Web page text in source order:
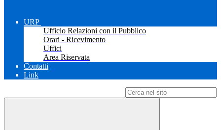
URP
Ufficio Relazioni con il Pubblico
Orari - Ricevimento
Uffici
Area Riservata
Contatti
Link